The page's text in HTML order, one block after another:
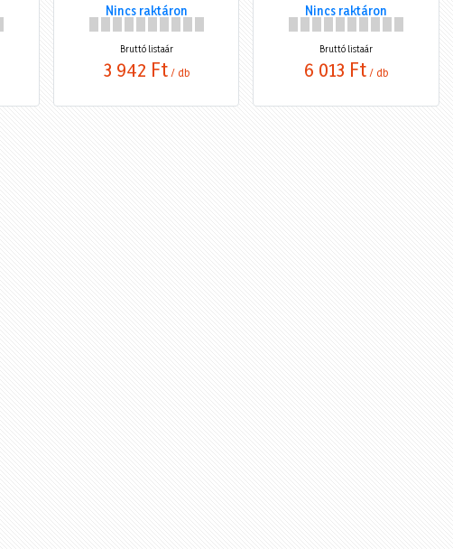
Nincs raktáron
Bruttó listaár
3 942 Ft / db
Nincs raktáron
Bruttó listaár
6 013 Ft / db